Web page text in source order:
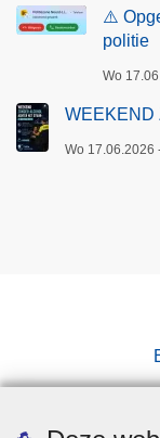
⚠️
politie
Wo
WEEKEND
Wo 17.06.2026